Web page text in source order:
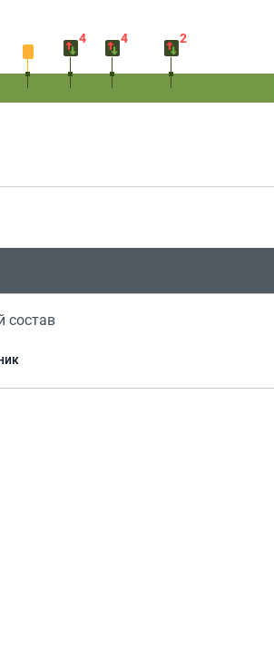
4 4 2
состав